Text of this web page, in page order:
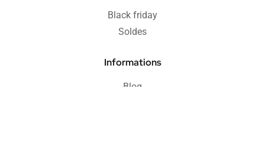
Black friday
Soldes
Informations
Blog